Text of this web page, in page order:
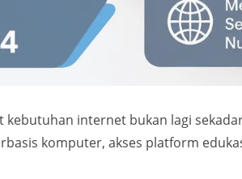
internet bukan lagi
komputer, akses platform